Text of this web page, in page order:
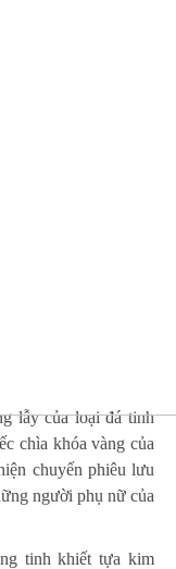
lẫy của loại đá tinh
chìa khóa vàng của
chuyến phiêu lưu
người phụ nữ của
tinh khiết tựa kim